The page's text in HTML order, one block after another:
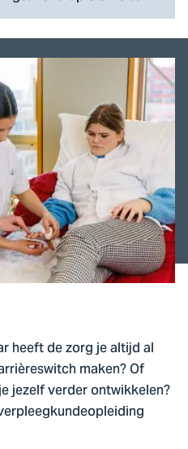
heeft de zorg je altijd al
maken? Of
jezelf verder ontwikkelen?